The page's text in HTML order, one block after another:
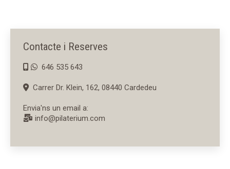
Contacte i Reserves
646 535 643
Carrer Dr. Klein, 162, 08440 Cardedeu
Envia'ns un email a:
info@pilaterium.com